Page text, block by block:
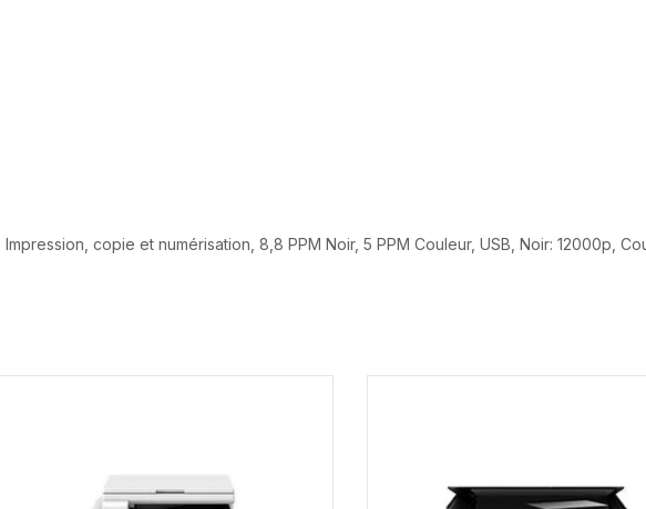
Impression, copie et numérisation, 8,8 PPM Noir, 5 PPM Couleur, USB, Noir: 12000p,